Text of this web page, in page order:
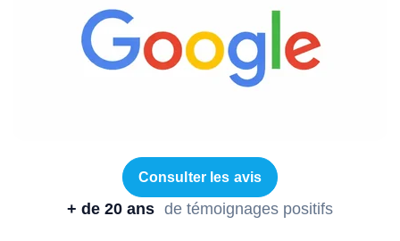
Consulter les avis
+ de 20 ans de témoignages positifs